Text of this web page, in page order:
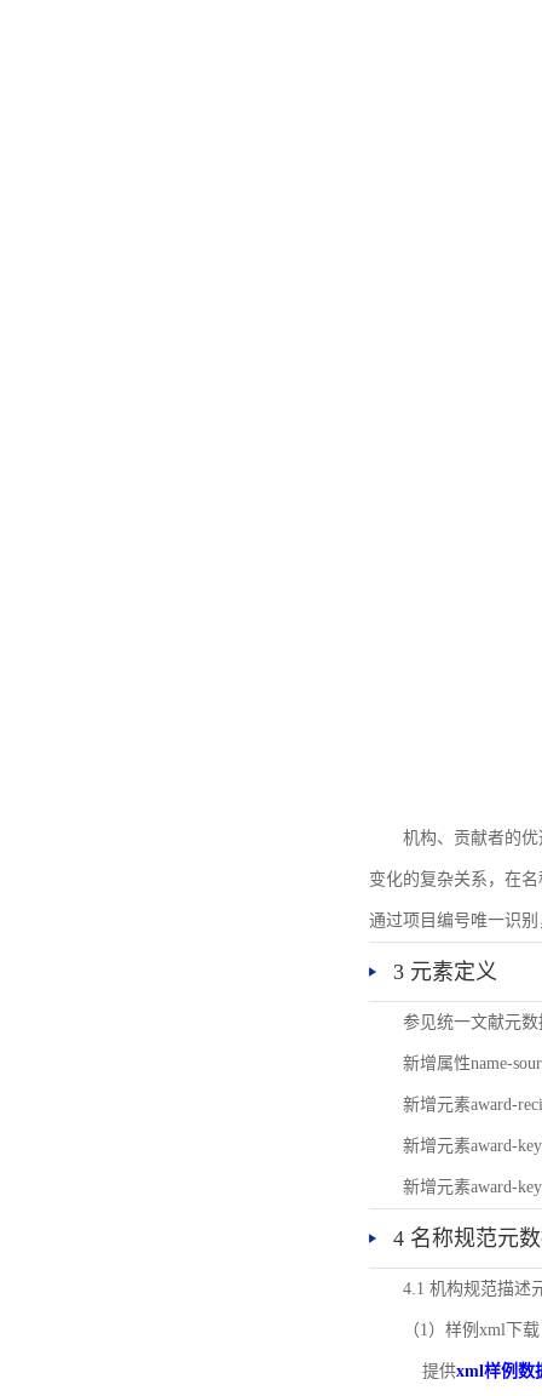
机构、贡献者的
变化的复杂关系，在
通过项目编号唯一识
3 元素定义
参见统一文献元
新增属性name-
新增元素award-
新增元素award-
新增元素award-
4 名称规范元
4.1 机构规范描述
（1）样例xml下载
提供xml样例数